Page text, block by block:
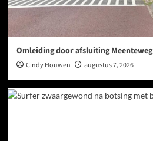
Omleiding door afsluiting Meenteweg
Cindy Houwen augustus 7, 2026